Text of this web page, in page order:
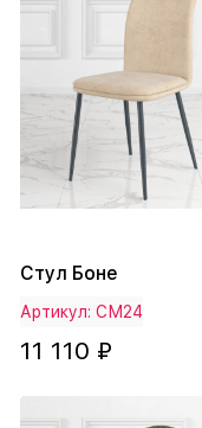
Стул Боне
Артикул: СМ24
11 110 ₽